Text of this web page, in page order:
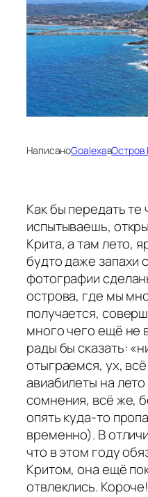
НаписаноGoalexaвОстров
Как бы передать те
испытываешь,
Крита, а там лето,
будто даже запахи
фотографии
острова, где мы
получается,
много чего ещё не
рады бы сказать:
отыграемся, ух,
авиабилеты на
сомнения, всё же,
опять куда-то
временно). В
что в этом году
Критом, она ещё
отвлеклись.